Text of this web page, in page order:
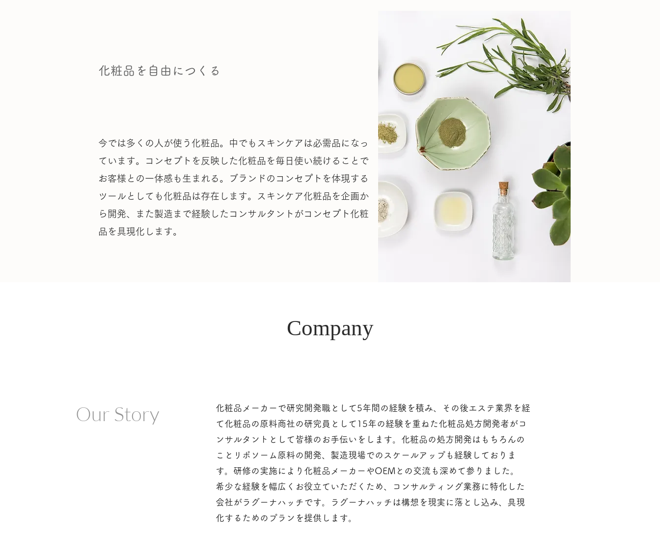
​化粧品を自由につくる
今では多くの人が使う化粧品。中でもスキンケアは必需品になっ
ています。コンセプトを反映した化粧品を毎日使い続けることで
お客様との一体感も生まれる。ブランドのコンセプトを体現する
ツールとしても化粧品は存在します。スキンケア化粧品を企画か
ら開発、また製造まで経験したコンサルタントがコンセプト化粧
品を具現化します。
Company
Our Story
化粧品メーカーで研究開発職として5年間の経験を積み、その後エステ業界を経
て化粧品の原料商社の研究員として15年の経験を重ねた化粧品処方開発者がコ
ンサルタントとして皆様のお手伝いをします。化粧品の処方開発はもちろんの
ことリポソーム原料の開発、製造現場でのスケールアップも経験しておりま
す。研修の実施により化粧品メーカーやOEMとの交流も深めて参りました。
希少な経験を幅広くお役立ていただくため、コンサルティング業務に特化した
会社がラグーナハッチです。ラグーナハッチは構想を現実に落とし込み、具現
化するためのプランを提供します。